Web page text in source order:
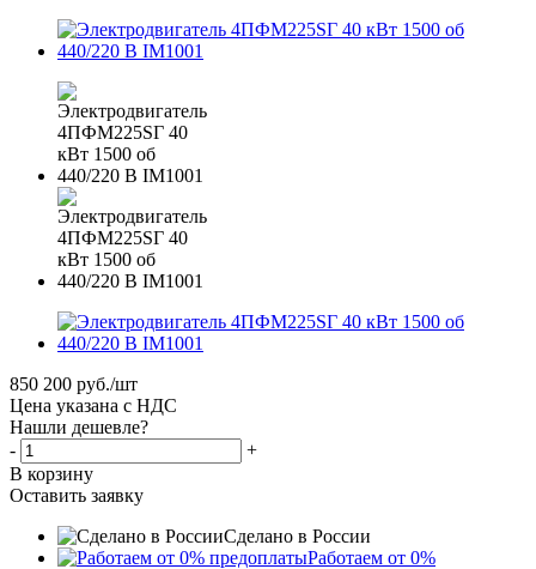
850 200 руб./шт
Цена указана с НДС
Нашли дешевле?
-
+
В корзину
Оставить заявку
Сделано в России
Работаем от 0%